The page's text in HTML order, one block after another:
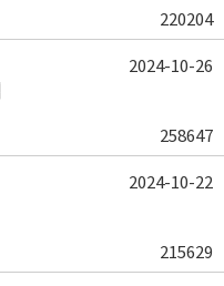
220204
258647
2024-10-26
215629
2024-10-22